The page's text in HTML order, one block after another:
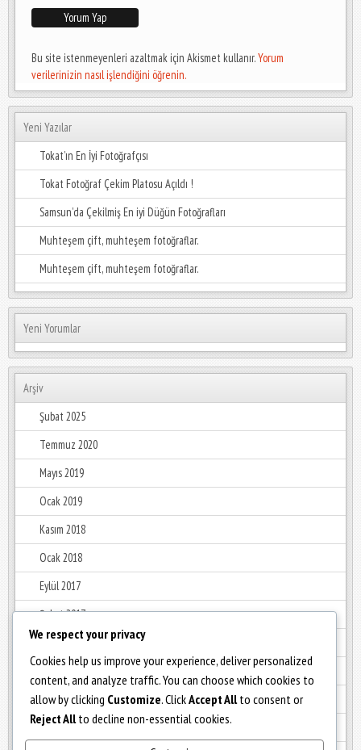
Bu site istenmeyenleri azaltmak için Akismet kullanır.Yorum
verilerinizin nasıl işlendiğini öğrenin.
Yeni Yazılar
Tokat’ın En İyi Fotoğrafçısı
Tokat Fotoğraf Çekim Platosu Açıldı !
Samsun’da Çekilmiş En iyi Düğün Fotoğrafları
Muhteşem çift, muhteşem fotoğraflar.
Muhteşem çift, muhteşem fotoğraflar.
Yeni Yorumlar
Arşiv
Şubat 2025
Temmuz 2020
Mayıs 2019
Ocak 2019
Kasım 2018
Ocak 2018
Eylül 2017
Şubat 2017
Ocak 2017
Aralık 2016
Haziran 2016
Mayıs 2016
We respect your privacy
Cookies help us improve your experience, deliver personalized
content, and analyze traffic. You can choose which cookies to
allow by clicking Customize. ClickAccept Allto consent or
Reject Allto decline non-essential cookies.